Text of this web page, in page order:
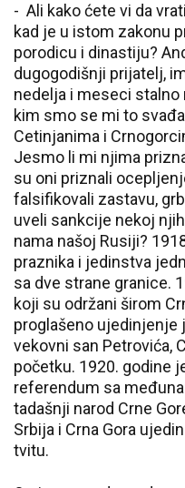
- Ali kako ćete vi da
kad je u istom zakonu
porodicu i dinastiju?
dugogodišnji prijatelj,
nedelja i meseci stalno
kim smo se mi to
Cetinjanima i
Jesmo li mi njima
su oni priznali
falsifikovali zastavu,
uveli sankcije nekoj
nama našoj Rusiji?
praznika i jedinstva
sa dve strane granice.
koji su održani širom
proglašeno ujedinjenje
vekovni san Petrovića,
početku. 1920. godine
referendum sa
tadašnji narod Crne
Srbija i Crna Gora
tvitu.